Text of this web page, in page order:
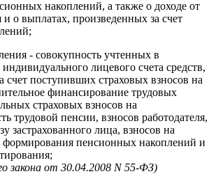
накоплений, а также о доходе от
о выплатах, произведенных за счет
- совокупность учтенных в
лицевого счета средств,
счет поступивших страховых взносов на
финансирование трудовых
страховых взносов на
трудовой пенсии, взносов работодателя,
застрахованного лица, взносов на
формирования пенсионных накоплений и
закона от 30.04.2008 N 55-ФЗ)